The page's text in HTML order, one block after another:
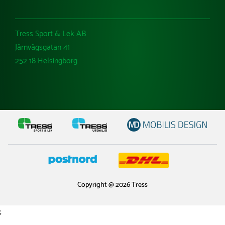
Tress Sport & Lek AB
Järnvägsgatan 41
252 18 Helsingborg
Copyright @ 2026 Tress
;